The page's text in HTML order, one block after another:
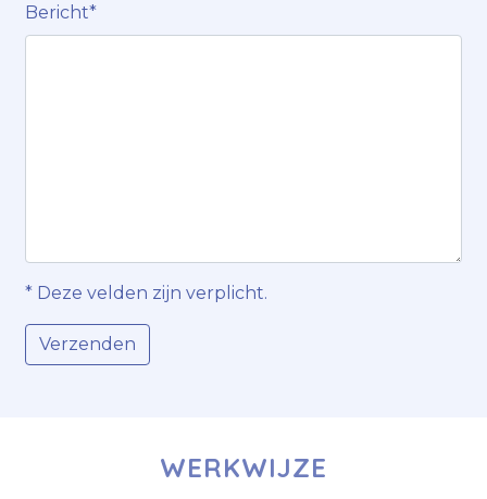
Bericht*
* Deze velden zijn verplicht.
WERKWIJZE